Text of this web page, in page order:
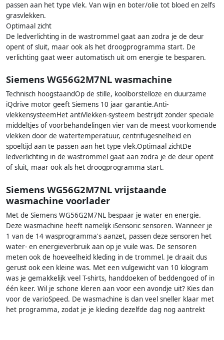
passen aan het type vlek. Van wijn en boter/olie tot bloed en zelfs
grasvlekken.
Optimaal zicht
De ledverlichting in de wastrommel gaat aan zodra je de deur
opent of sluit, maar ook als het droogprogramma start. De
verlichting gaat weer automatisch uit om energie te besparen.
Siemens WG56G2M7NL wasmachine
Technisch hoogstaandOp de stille, koolborstelloze en duurzame
iQdrive motor geeft Siemens 10 jaar garantie.Anti-
vlekkensysteemHet antiVlekken-systeem bestrijdt zonder speciale
middeltjes of voorbehandelingen vier van de meest voorkomende
vlekken door de watertemperatuur, centrifugesnelheid en
spoeltijd aan te passen aan het type vlek.Optimaal zichtDe
ledverlichting in de wastrommel gaat aan zodra je de deur opent
of sluit, maar ook als het droogprogramma start.
Siemens WG56G2M7NL vrijstaande
wasmachine voorlader
Met de ​​Siemens WG56G2M7NL bespaar je water en energie.
Deze wasmachine heeft namelijk iSensoric sensoren. Wanneer je
1 van de 14 wasprogramma's aanzet, passen deze sensoren het
water- en energieverbruik aan op je vuile was. De sensoren
meten ook de hoeveelheid kleding in de trommel. Je draait dus
gerust ook een kleine was. Met een vulgewicht van 10 kilogram
was je gemakkelijk veel T-shirts, handdoeken of beddengoed of in
één keer. Wil je schone kleren aan voor een avondje uit? Kies dan
voor de varioSpeed. De wasmachine is dan veel sneller klaar met
het programma, zodat je je kleding dezelfde dag nog aantrekt